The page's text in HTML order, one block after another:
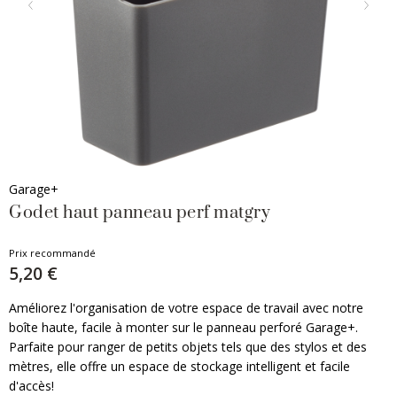
Garage+
Godet haut panneau perf matgry
Prix recommandé
5,20 €
Améliorez l'organisation de votre espace de travail avec notre
boîte haute, facile à monter sur le panneau perforé Garage+.
Parfaite pour ranger de petits objets tels que des stylos et des
mètres, elle offre un espace de stockage intelligent et facile
d'accès!